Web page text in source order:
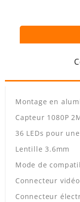
Montage en
Capteur 1080P
36 LEDs pour
Lentille 3.6mm
Mode de
Connecteur
Connecteur